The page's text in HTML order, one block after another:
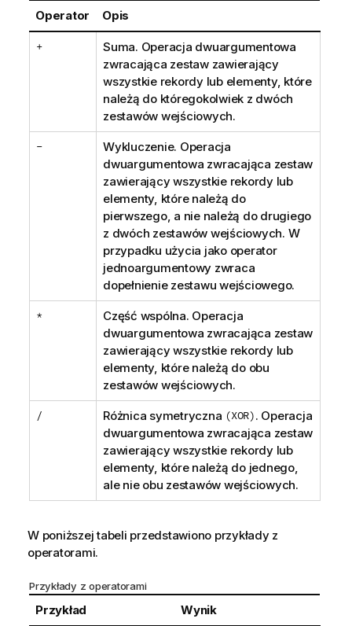
Operator Opis
+
Suma. Operacja dwuargumentowa
zwracająca zestaw zawierający
wszystkie rekordy lub elementy, które
należą do któregokolwiek z dwóch
zestawów wejściowych.
-
Wykluczenie. Operacja
dwuargumentowa zwracająca zestaw
zawierający wszystkie rekordy lub
elementy, które należą do
pierwszego, a nie należą do drugiego
z dwóch zestawów wejściowych. W
przypadku użycia jako operator
jednoargumentowy zwraca
dopełnienie zestawu wejściowego.
*
Część wspólna. Operacja
dwuargumentowa zwracająca zestaw
zawierający wszystkie rekordy lub
elementy, które należą do obu
zestawów wejściowych.
/ Różnica symetryczna (XOR). Operacja
dwuargumentowa zwracająca zestaw
zawierający wszystkie rekordy lub
elementy, które należą do jednego,
ale nie obu zestawów wejściowych.
W poniższej tabeli przedstawiono przykłady z
operatorami.
Przykłady z operatorami
Przykład Wynik